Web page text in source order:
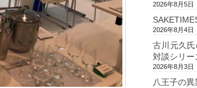
2026年8月5日
2026年8月4日
古川元久
対談シリー
2026年8月3日
八王子の